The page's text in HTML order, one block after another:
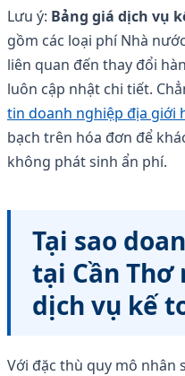
Lưu ý: Bảng giá dịch vụ
gồm các loại phí Nhà
liên quan đến thay đổi
luôn cập nhật chi tiết.
tin doanh nghiệp địa giới
bạch trên hóa đơn để
không phát sinh ẩn phí.
Tại sao
tại Cần Thơ
dịch vụ kế
Với đặc thù quy mô nhân